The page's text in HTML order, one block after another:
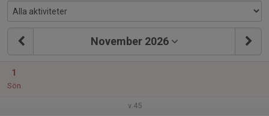
November 2026
1
Sön
v.45